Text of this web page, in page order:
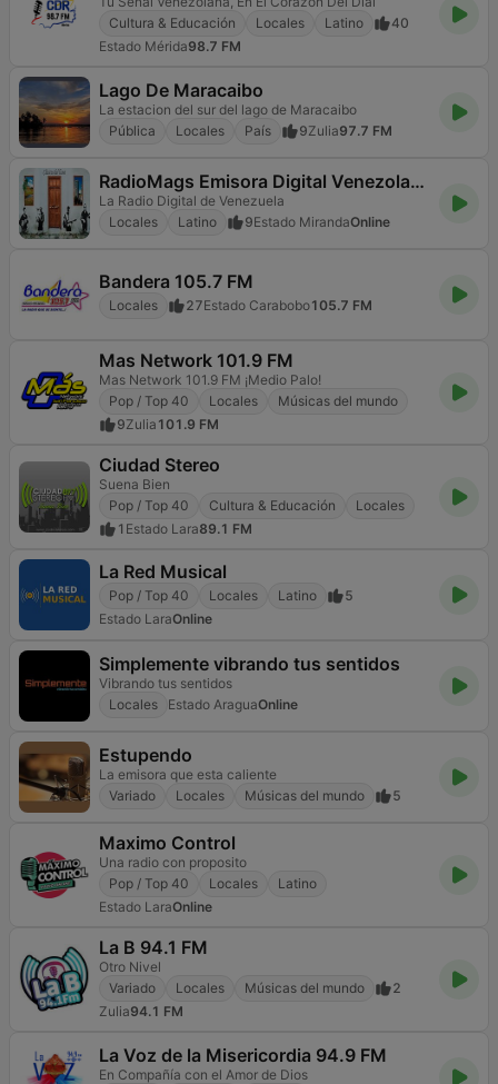
Cultura & Educación
Locales Latino
40
Estado Mérida98.7 FM
Lago De Maracaibo
La estacion del sur del lago de Maracaibo
Pública
Locales País 9Zulia97.7 FM
RadioMags Emisora Digital Venezolana
La Radio Digital de Venezuela
Locales
Latino 9Estado MirandaOnline
Bandera 105.7 FM
Locales 27Estado Carabobo105.7 FM
Mas Network 101.9 FM
Mas Network 101.9 FM ¡Medio Palo!
Pop / Top 40
Locales
Músicas del mundo
9Zulia 101.9 FM
Ciudad Stereo
Suena Bien
Pop / Top 40
Cultura & Educación
Locales
1 Estado Lara89.1 FM
La Red Musical
Pop / Top 40 Locales Latino
5
Estado LaraOnline
Simplemente vibrando tus sentidos
Vibrando tus sentidos
Locales
Estado AraguaOnline
Estupendo
La emisora que esta caliente
Variado
Locales Músicas del mundo 5
Maximo Control
Una radio con proposito
Pop / Top 40
Locales
Latino
Estado LaraOnline
La B 94.1 FM
Otro Nivel
Variado
Locales Músicas del mundo
2
Zulia94.1 FM
La Voz de la Misericordia 94.9 FM
En Compañía con el Amor de Dios